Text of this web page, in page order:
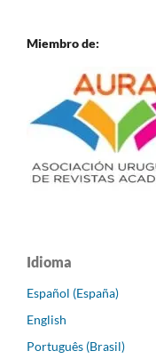
Miembro de:
Idioma
Español (España)
English
Português (Brasil)